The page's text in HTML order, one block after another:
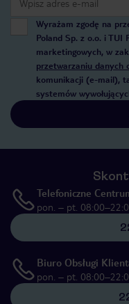
Wyrażam zgodę na
Poland Sp. z o.o. i TUI
marketingowych, w
przetwarzaniu danych
komunikacji (e-mail),
systemów
Telefoniczne
pon. – pt.
Biuro Obsługi
pon. – pt.